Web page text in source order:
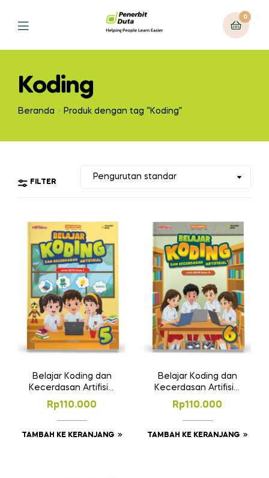
Menu
0
Koding
Beranda Produk dengan tag “Koding”
FILTER
Belajar Koding dan
Kecerdasan Artifisial
SD/MI Kelas V
Rp110.000
TAMBAH KE KERANJANG
Belajar Koding dan
Kecerdasan Artifisial
SD/MI Kelas VI
Rp110.000
TAMBAH KE KERANJANG